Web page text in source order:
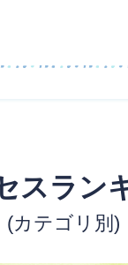
スラン
(カテゴリ別)